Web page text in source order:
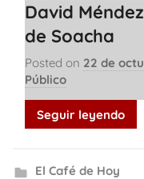
David
de Soacha
Posted on 22 de
Público
Seguir leyendo
El Café de Hoy